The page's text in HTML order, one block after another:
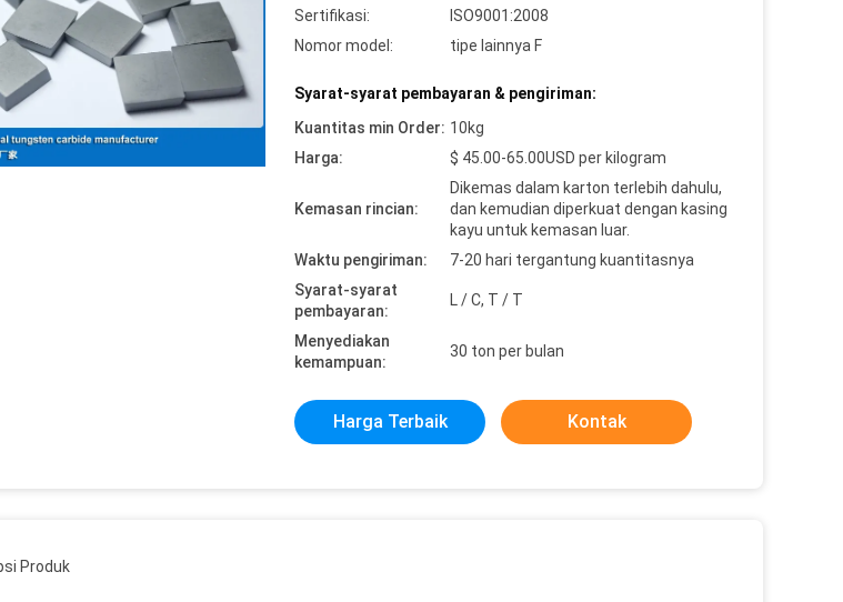
Sertifikasi:
ISO9001:2008
Nomor model:
tipe lainnya F
Syarat-syarat pembayaran & pengiriman:
Kuantitas min Order: 10kg
Harga:
$ 45.00-65.00USD per kilogram
Kemasan rincian:
Dikemas dalam karton terlebih dahulu,
dan kemudian diperkuat dengan kasing
kayu untuk kemasan luar.
Waktu pengiriman:
7-20 hari tergantung kuantitasnya
Syarat-syarat
pembayaran:
L / C, T / T
Menyediakan
kemampuan:
30 ton per bulan
Harga Terbaik Kontak
Produk